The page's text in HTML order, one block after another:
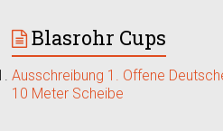
Blasrohr Cups
Ausschreibung 1. Offene
10 Meter Scheibe